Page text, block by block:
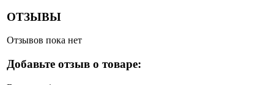
ОТЗЫВЫ
Отзывов пока нет
Добавьте отзыв о товаре: